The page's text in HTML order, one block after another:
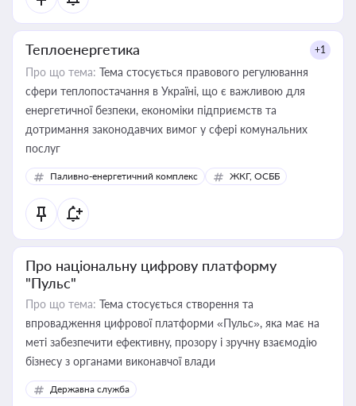
Теплоенергетика +1
Про що тема: Тема стосується правового регулювання
сфери теплопостачання в Україні, що є важливою для
енергетичної безпеки, економіки підприємств та
дотримання законодавчих вимог у сфері комунальних
послуг
Паливно-енергетичний комплекс ЖКГ, ОСББ
Про національну цифрову платформу
"Пульс"
Про що тема: Тема стосується створення та
впровадження цифрової платформи «Пульс», яка має на
меті забезпечити ефективну, прозору і зручну взаємодію
бізнесу з органами виконавчої влади
Державна служба